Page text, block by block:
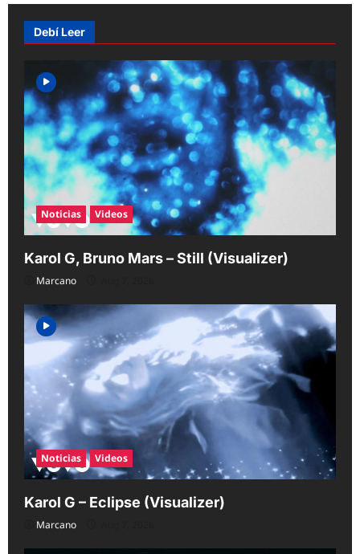
v
i
a
t
i
o
n
Debí Leer
Noticias Videos
Karol G, Bruno Mars – Still (Visualizer)
Marcano
Noticias Videos
Karol G – Eclipse (Visualizer)
Marcano